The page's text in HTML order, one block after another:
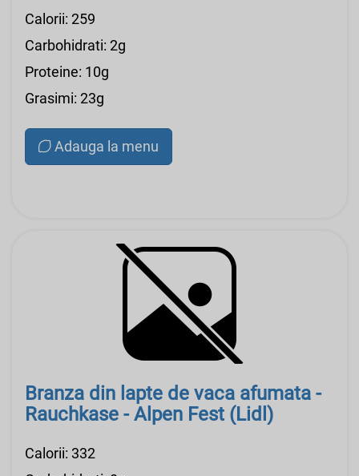
Calorii: 259
Carbohidrati: 2g
Proteine: 10g
Grasimi: 23g
Adauga la menu
Branza din lapte de vaca afumata -
Rauchkase - Alpen Fest (Lidl)
Calorii: 332